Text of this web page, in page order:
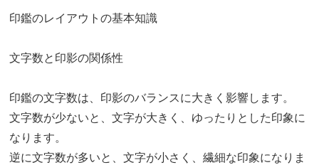
印鑑のレイアウトの基本知識
文字数と印影の関係性
印鑑の文字数は、印影のバランスに大きく影響します。
文字数が少ないと、文字が大きく、ゆったりとした印象に
なります。
逆に文字数が多いと、文字が小さく、繊細な印象になりま